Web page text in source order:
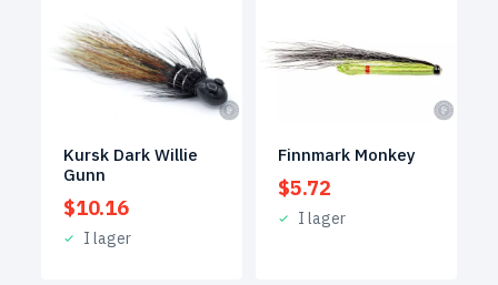
Kursk Dark Willie
Gunn
$10.16
I lager
Finnmark Monkey
$5.72
I lager